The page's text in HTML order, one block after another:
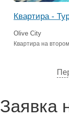
Квартира -
Olive City
Квартира на
Заявка